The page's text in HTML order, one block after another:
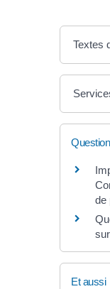
Textes
de
Et aussi